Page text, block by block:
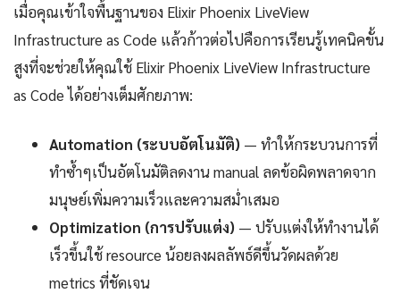
เมื่อคุณเข้าใจพื้นฐานของ Elixir Phoenix LiveView
Infrastructure as Code แล้วก้าวต่อไปคือการเรียนรู้เทคนิคขั้น
สูงที่จะช่วยให้คุณใช้ Elixir Phoenix LiveView Infrastructure
as Code ได้อย่างเต็มศักยภาพ:
Automation (ระบบอัตโนมัติ) — ทำให้กระบวนการที่
ทำซ้ำๆเป็นอัตโนมัติลดงาน manual ลดข้อผิดพลาดจาก
มนุษย์เพิ่มความเร็วและความสม่ำเสมอ
Optimization (การปรับแต่ง) — ปรับแต่งให้ทำงานได้
เร็วขึ้นใช้ resource น้อยลงผลลัพธ์ดีขึ้นวัดผลด้วย
metrics ที่ชัดเจน